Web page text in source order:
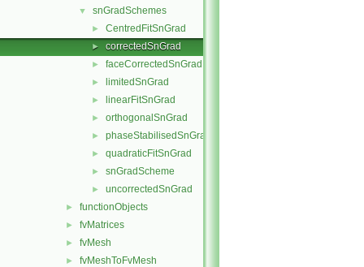
▼ snGradSchemes
► CentredFitSnGrad
► correctedSnGrad
► faceCorrectedSnGrad
► limitedSnGrad
► linearFitSnGrad
► orthogonalSnGrad
► phaseStabilisedSnGrad
► quadraticFitSnGrad
► snGradScheme
► uncorrectedSnGrad
► functionObjects
► fvMatrices
► fvMesh
► fvMeshToFvMesh